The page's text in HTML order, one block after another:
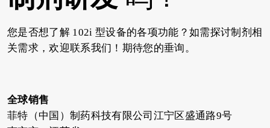
您是否想了解 102i 型设备的各项功能？如需探讨制剂相
关需求，欢迎联系我们！期待您的垂询。
全球销售
菲特（中国）制药科技有限公司江宁区盛通路9号